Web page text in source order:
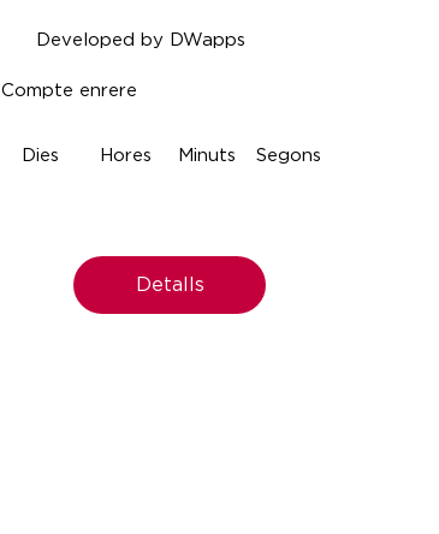
Segons
Minuts
Hores
Dies
Compte enrere
Developed by DWapps
Detalls